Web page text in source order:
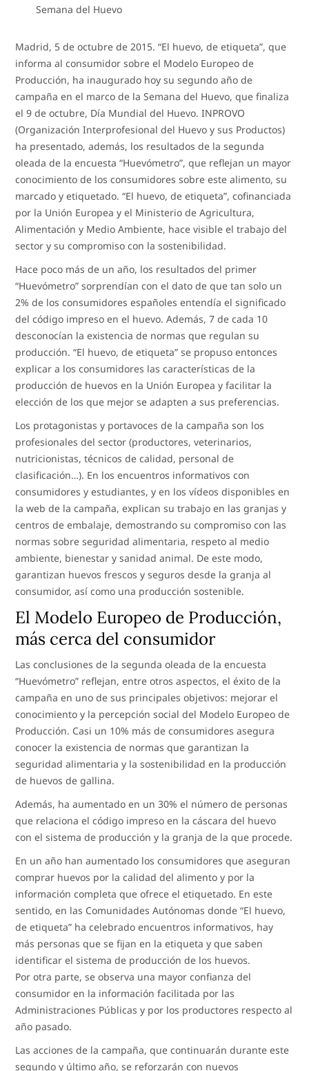
Semana del Huevo
Madrid, 5 de octubre de 2015. “El huevo, de etiqueta”, que
informa al consumidor sobre el Modelo Europeo de
Producción, ha inaugurado hoy su segundo año de
campaña en el marco de la Semana del Huevo, que finaliza
el 9 de octubre, Día Mundial del Huevo. INPROVO
(Organización Interprofesional del Huevo y sus Productos)
ha presentado, además, los resultados de la segunda
oleada de la encuesta “Huevómetro”, que reflejan un mayor
conocimiento de los consumidores sobre este alimento, su
marcado y etiquetado. “El huevo, de etiqueta”, cofinanciada
por la Unión Europea y el Ministerio de Agricultura,
Alimentación y Medio Ambiente, hace visible el trabajo del
sector y su compromiso con la sostenibilidad.
Hace poco más de un año, los resultados del primer
“Huevómetro” sorprendían con el dato de que tan solo un
2% de los consumidores españoles entendía el significado
del código impreso en el huevo. Además, 7 de cada 10
desconocían la existencia de normas que regulan su
producción. “El huevo, de etiqueta” se propuso entonces
explicar a los consumidores las características de la
producción de huevos en la Unión Europea y facilitar la
elección de los que mejor se adapten a sus preferencias.
Los protagonistas y portavoces de la campaña son los
profesionales del sector (productores, veterinarios,
nutricionistas, técnicos de calidad, personal de
clasificación…). En los encuentros informativos con
consumidores y estudiantes, y en los vídeos disponibles en
la web de la campaña, explican su trabajo en las granjas y
centros de embalaje, demostrando su compromiso con las
normas sobre seguridad alimentaria, respeto al medio
ambiente, bienestar y sanidad animal. De este modo,
garantizan huevos frescos y seguros desde la granja al
consumidor, así como una producción sostenible.
El Modelo Europeo de Producción,
más cerca del consumidor
Las conclusiones de la segunda oleada de la encuesta
“Huevómetro” reflejan, entre otros aspectos, el éxito de la
campaña en uno de sus principales objetivos: mejorar el
conocimiento y la percepción social del Modelo Europeo de
Producción. Casi un 10% más de consumidores asegura
conocer la existencia de normas que garantizan la
seguridad alimentaria y la sostenibilidad en la producción
de huevos de gallina.
Además, ha aumentado en un 30% el número de personas
que relaciona el código impreso en la cáscara del huevo
con el sistema de producción y la granja de la que procede.
En un año han aumentado los consumidores que aseguran
comprar huevos por la calidad del alimento y por la
información completa que ofrece el etiquetado. En este
sentido, en las Comunidades Autónomas donde “El huevo,
de etiqueta” ha celebrado encuentros informativos, hay
más personas que se fijan en la etiqueta y que saben
identificar el sistema de producción de los huevos.
Por otra parte, se observa una mayor confianza del
consumidor en la información facilitada por las
Administraciones Públicas y por los productores respecto al
año pasado.
Las acciones de la campaña, que continuarán durante este
segundo y último año, se reforzarán con nuevos